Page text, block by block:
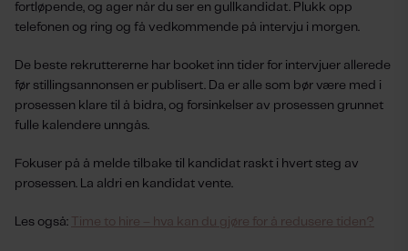
fortløpende, og ager når du ser en gullkandidat. Plukk opp
telefonen og ring og få vedkommende på intervju i morgen.
De beste rekruttererne har booket inn tider for intervjuer allerede
før stillingsannonsen er publisert. Da er alle som bør være med i
prosessen klare til å bidra, og forsinkelser av prosessen grunnet
fulle kalendere unngås.
Fokuser på å melde tilbake til kandidat raskt i hvert steg av
prosessen. La aldri en kandidat vente.
Les også: Time to hire – hva kan du gjøre for å redusere tiden?